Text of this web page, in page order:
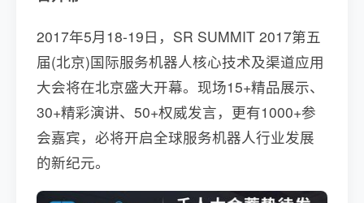
2017年5月18-19日，SR SUMMIT 2017第五
届(北京)国际服务机器人核心技术及渠道应用
大会将在北京盛大开幕。现场15+精品展示、
30+精彩演讲、50+权威发言，更有1000+参
会嘉宾，必将开启全球服务机器人行业发展
的新纪元。